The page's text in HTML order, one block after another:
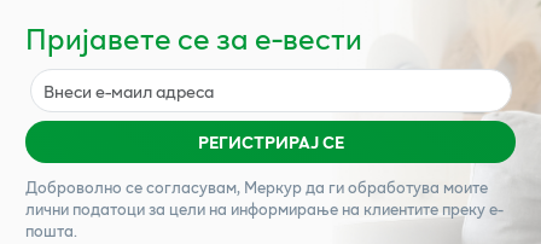
Пријавете се за е-вести
РЕГИСТРИРАЈ СЕ
Доброволно се согласувам, Меркурда ги обработува моите
лични податоци за цели на информирање на клиентите преку е-
пошта.